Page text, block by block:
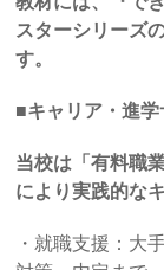
スターシリーズ
す。
■キャリア・進学
当校は「有料職
により実践的な
・就職支援：大